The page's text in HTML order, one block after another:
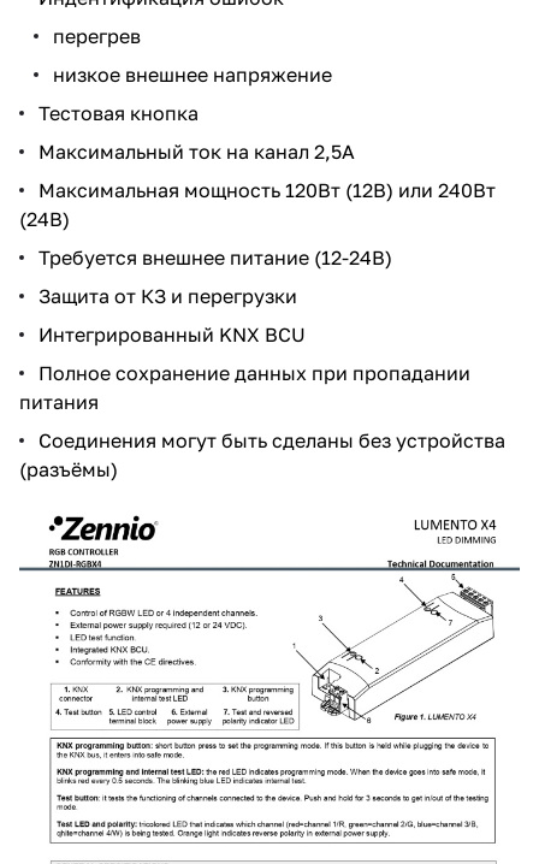
перегрев
низкое внешнее напряжение
Тестовая кнопка
Максимальный ток на канал 2,5А
Максимальная мощность 120Вт (12В) или 240Вт
(24В)
Требуется внешнее питание (12-24В)
Защита от КЗ и перегрузки
Интегрированный KNX BCU
Полное сохранение данных при пропадании
питания
Соединения могут быть сделаны без устройства
(разъёмы)